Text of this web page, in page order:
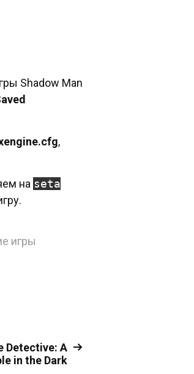
Shadow Man
,
на seta
игры
Detective: A
in the Dark